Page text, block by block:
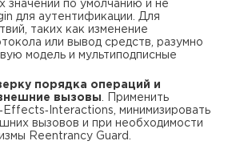
значений по умолчанию и не
для аутентификации. Для
таких как изменение
или вывод средств, разумно
модель и мультиподписные
порядка операций и
вызовы . Применить
минимизировать
вызовов и при необходимости
Reentrancy Guard.